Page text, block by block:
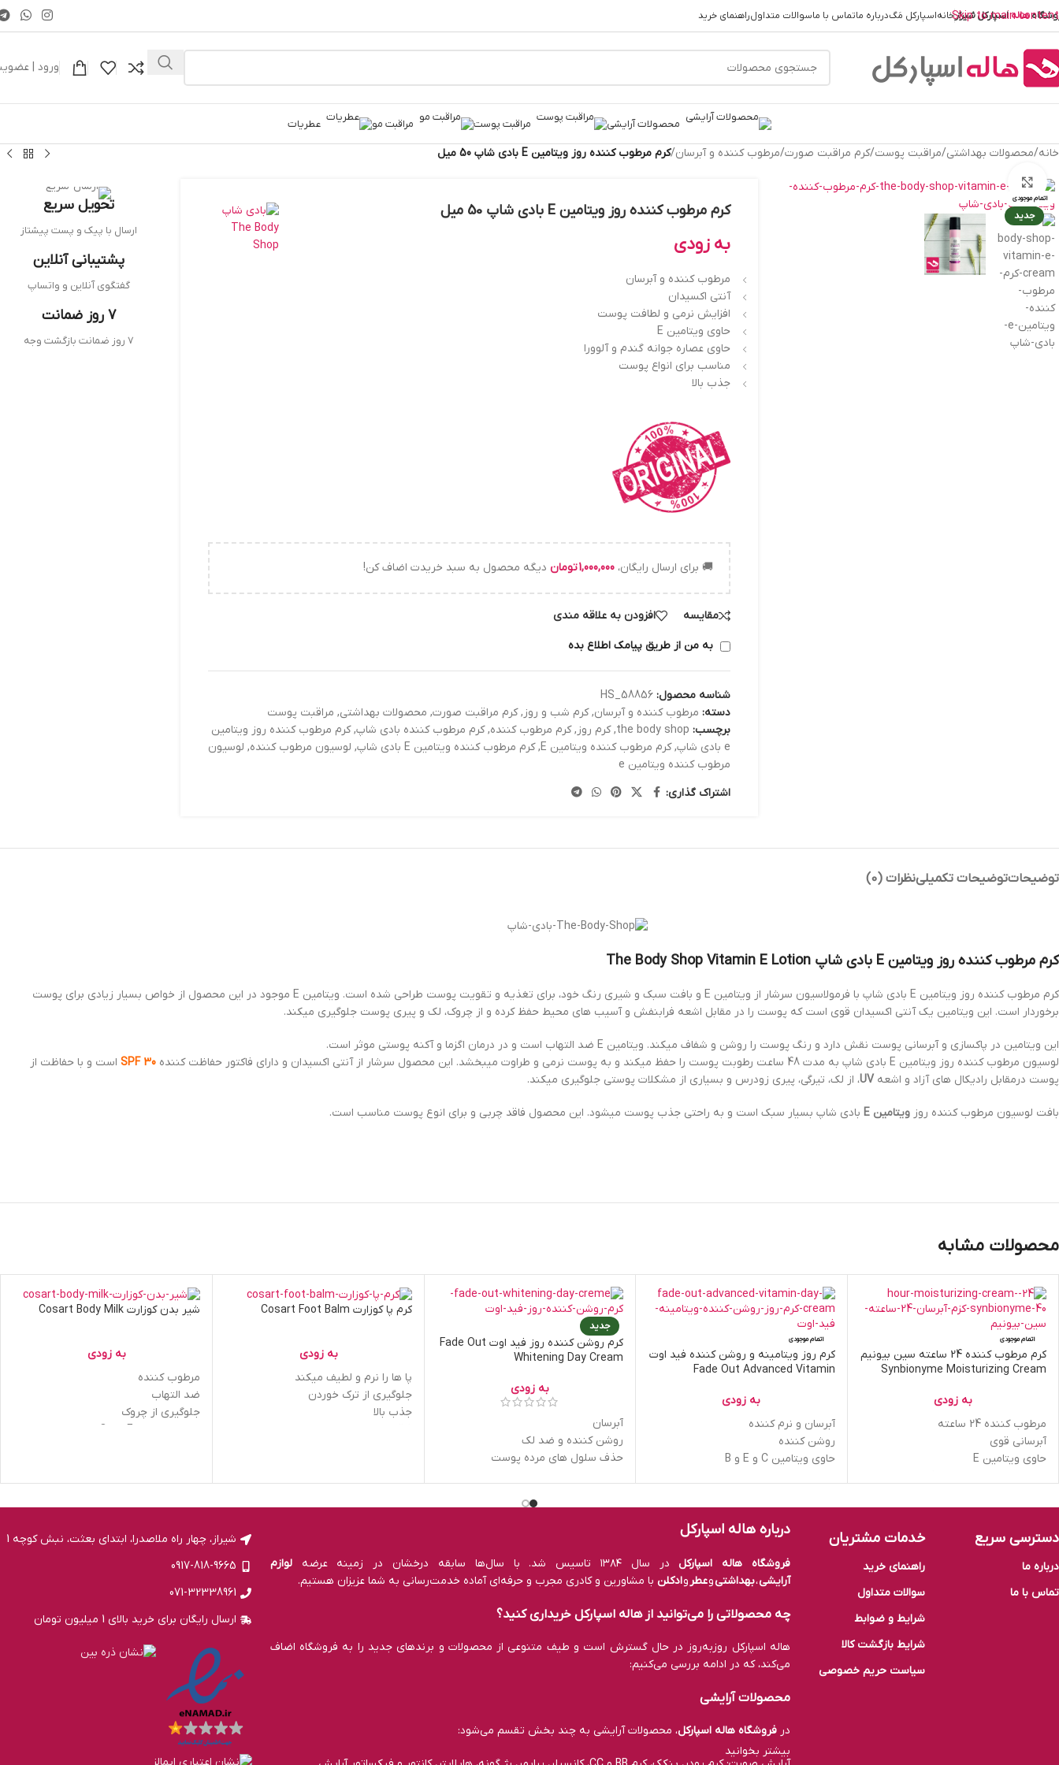
Skip to main content
هالهاسپارکلشیرازخانهاسپارکل مَگدرباره ماتماس با ماسوالات متداولراهنمای خرید
ورود |
محصولات آرایشی مراقبت پوست مراقبت مو عطریات
خانه/محصولات بهداشتی/مراقبت پوست/کرم مراقبت صورت/مرطوب کننده و آبرسان/کرم مرطوب کننده روز ویتامین E بادی شاپ 50 میل
اتمام موجودی
جدید
بزرگنمایی تصویر
کرم مرطوب کننده روز ویتامین E بادی شاپ 50 میل
به زودی
مرطوب کننده و آبرسان
آنتی اکسیدان
افزایش نرمی و لطافت پوست
حاوی ویتامین E
حاوی عصاره جوانه گندم و آلوورا
مناسب برای انواع پوست
جذب بالا
🚚 برای ارسال رایگان، 1,000,000توماندیگه محصول به سبد خریدت اضاف کن!
مقایسه افزودن به علاقه مندی
به من از طریق پیامک اطلاع بده
شناسه محصول: HS_58856
دسته: مرطوب کننده و آبرسان, کرم شب و روز, کرم مراقبت صورت, محصولات بهداشتی, مراقبت پوست
برچسب: the body shop
, کرم روز, کرم مرطوب کننده, کرم مرطوب کننده بادی شاپ, کرم مرطوب کننده روز ویتامین
e بادی شاپ
, کرم مرطوب کننده ویتامین E , کرم مرطوب کننده ویتامین E بادی شاپ , لوسیون مرطوب کننده, لوسیون
مرطوب کننده ویتامین e
اشتراک گذاری:
تحویل سریع
ارسال با پیک و پست پیشتاز
پشتیبانی آنلاین
گفتگوی آنلاین و واتساپ
7 روز ضمانت
7 روز ضمانت بازگشت وجه
توضیحاتتوضیحات تکمیلینظرات (0)
کرم مرطوب کننده روز ویتامین E بادی شاپ The Body Shop Vitamin E Lotion
کرم مرطوب کننده روز ویتامین E بادی شاپ با فرمولاسیون سرشار از ویتامین E و بافت سبک و شیری رنگ خود، برای تغذیه و تقویت پوست طراحی شده است. ویتامین E موجود در این محصول از خواص بسیار زیادی برای پوست
برخوردار است. این ویتامین یک آنتی اکسیدان قوی است که پوست را در مقابل اشعه فرابنفش و آسیب های محیط حفظ کرده و از چروک، لک و پیری پوست جلوگیری میکند.
این ویتامین در پاکسازی و آبرسانی پوست نقش دارد و رنگ پوست را روشن و شفاف میکند. ویتامین E ضد التهاب است و در درمان اگزما و آکنه پوستی موثر است.
لوسیون مرطوب کننده روز ویتامین E بادی شاپ به مدت 48 ساعت رطوبت پوست را حفظ میکند و به پوست نرمی و طراوت میبخشد. این محصول سرشار از آنتی اکسیدان و دارای فاکتور حفاظت کننده
SPF 30 است و با حفاظت از
پوست درمقابل رادیکال های آزاد و اشعه UV، از لک، تیرگی، پیری زودرس و بسیاری از مشکلات پوستی جلوگیری میکند.
بافت لوسیون مرطوب کننده روز ویتامین E بادی شاپ بسیار سبک است و به راحتی جذب پوست میشود. این محصول فاقد چربی و برای انوع پوست مناسب است.
محصولات مشابه
اتمام موجودی
کرم مرطوب کننده 24 ساعته سین بیونیم
Synbionyme Moisturizing Cream
به زودی
مرطوب کننده 24 ساعته
آبرسانی قوی
حاوی ویتامین E
اتمام موجودی
کرم روز ویتامینه و روشن کننده فید اوت
Fade Out Advanced Vitamin
به زودی
آبرسان و نرم کننده
روشن کننده
حاوی ویتامین C و E و B
جدید
کرم روشن کننده روز فید اوت Fade Out
Whitening Day Cream
به زودی
آبرسان
روشن کننده و ضد لک
حذف سلول ھای مرده پوست
مقابله با رادیکال ھای آزاد
کرم پا کوزارت Cosart Foot Balm
به زودی
پا ها را نرم و لطیف میکند
جلوگیری از ترک خوردن
جذب بالا
شیر بدن کوزارت Cosart Body Milk
به زودی
مرطوب کننده
ضد التهاب
جلوگیری از چروک
دسترسی سریع
درباره ما
تماس با ما
خدمات مشتریان
راهنمای خرید
سوالات متداول
شرایط و ضوابط
شرایط بازگشت کالا
سیاست حریم خصوصی
درباره هاله اسپارکل
فروشگاه هاله اسپارکل در سال ۱۳۸۴ تاسیس شد. با سال‌ها سابقه درخشان در زمینه عرضه
لوازم
آرایشی،بهداشتیوعطروادکلن با مشاورین و کادری مجرب و حرفه‌ای آماده خدمت‌رسانی به شما عزیزان هستیم.
چه محصولاتی را می‌توانید از هاله اسپارکل خریداری کنید؟
هاله اسپارکل روزبه‌روز در حال گسترش است و طیف متنوعی از محصولات و برند‌های جدید را به فروشگاه اضاف
می‌کند، که در ادامه بررسی می‌کنیم:
محصولات آرایشی
در فروشگاه هاله اسپارکل، محصولات آرایشی به چند بخش تقسم می‌شود:
بیشتر بخوانید
شیراز، چهار راه ملاصدرا، ابتدای بعثت، نبش کوچه 1
0917-818-9665
071-32338961
ارسال رایگان برای خرید بالای 1 میلیون تومان